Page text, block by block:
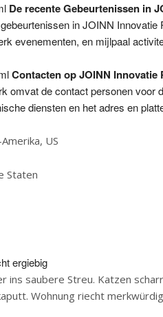
De recente Gebeurtenissen in
in JOINN Innovatie
evenementen, en mijlpaal
Contacten op JOINN Innovatie
omvat de contact personen voor
diensten en het adres en
US
Staten
ergiebig
ins saubere Streu. Katzen
Wohnung riecht